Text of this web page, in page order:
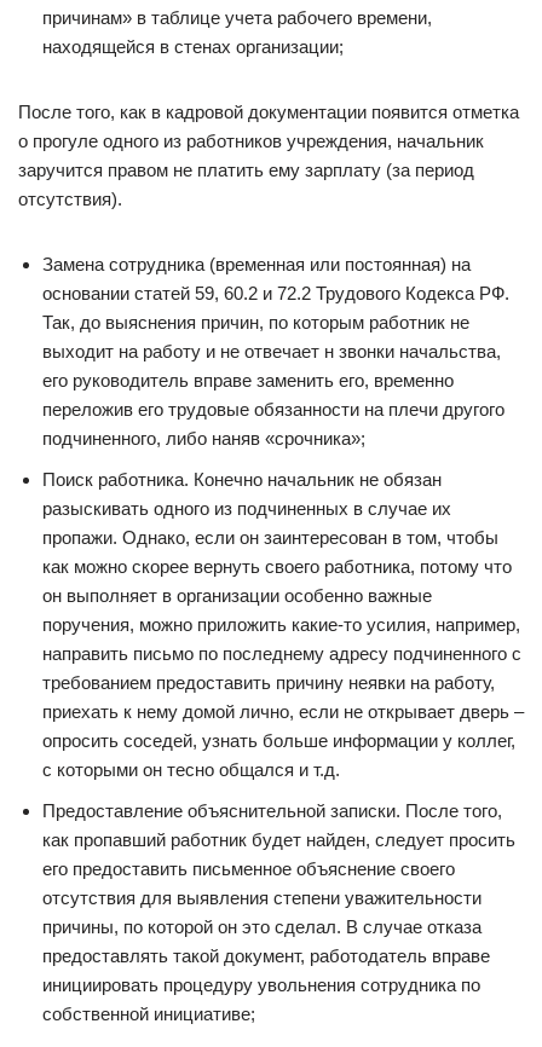
причинам» в таблице учета рабочего времени,
находящейся в стенах организации;
После того, как в кадровой документации появится отметка
о прогуле одного из работников учреждения, начальник
заручится правом не платить ему зарплату (за период
отсутствия).
Замена сотрудника (временная или постоянная) на
основании статей 59, 60.2 и 72.2 Трудового Кодекса РФ.
Так, до выяснения причин, по которым работник не
выходит на работу и не отвечает н звонки начальства,
его руководитель вправе заменить его, временно
переложив его трудовые обязанности на плечи другого
подчиненного, либо наняв «срочника»;
Поиск работника. Конечно начальник не обязан
разыскивать одного из подчиненных в случае их
пропажи. Однако, если он заинтересован в том, чтобы
как можно скорее вернуть своего работника, потому что
он выполняет в организации особенно важные
поручения, можно приложить какие-то усилия, например,
направить письмо по последнему адресу подчиненного с
требованием предоставить причину неявки на работу,
приехать к нему домой лично, если не открывает дверь –
опросить соседей, узнать больше информации у коллег,
с которыми он тесно общался и т.д.
Предоставление объяснительной записки. После того,
как пропавший работник будет найден, следует просить
его предоставить письменное объяснение своего
отсутствия для выявления степени уважительности
причины, по которой он это сделал. В случае отказа
предоставлять такой документ, работодатель вправе
инициировать процедуру увольнения сотрудника по
собственной инициативе;